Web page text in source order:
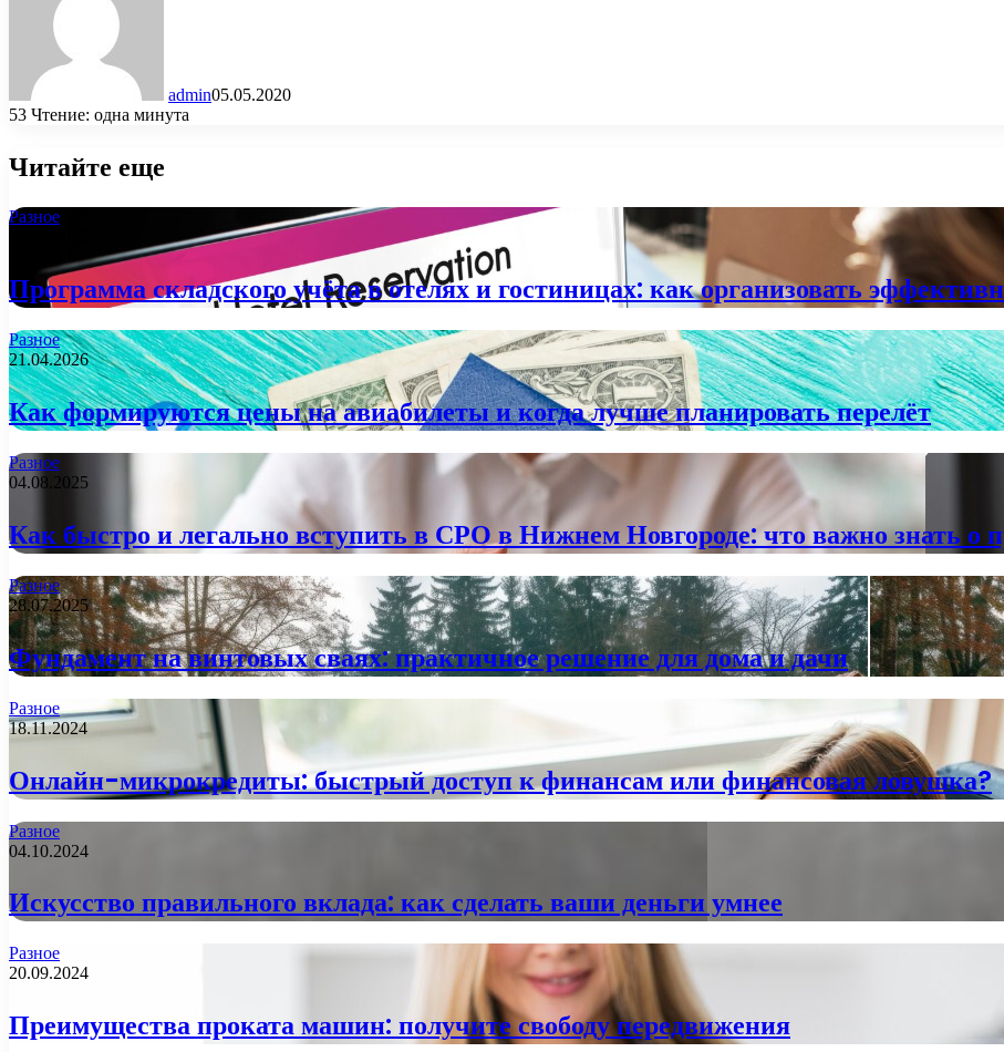
admin05.05.2020
53 Чтение: одна минута
Читайте еще
Разное
Программа складского учёта в отелях и гостиницах: как организовать
Разное
21.04.2026
Как формируются цены на авиабилеты и когда лучше планировать перелёт
Разное
04.08.2025
Как быстро и легально вступить в СРО в Нижнем Новгороде: что важно знать о
Разное
28.07.2025
Фундамент на винтовых сваях: практичное решение для дома и дачи
Разное
18.11.2024
Онлайн-микрокредиты: быстрый доступ к финансам или финансовая ловушка?
Разное
04.10.2024
Искусство правильного вклада: как сделать ваши деньги умнее
Разное
20.09.2024
Преимущества проката машин: получите свободу передвижения